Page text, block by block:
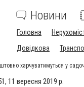
Новини
Головна
Довідкова
харчуватимуться у
11 вересня 2019 р.